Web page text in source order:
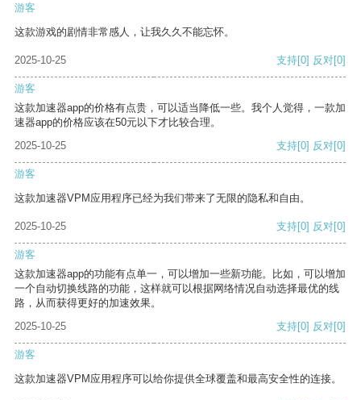
游客
这款游戏的剧情非常感人，让我久久不能忘怀。
2025-10-25 支持[0] 反对[0]
游客
这款加速器app的价格有点贵，可以适当降低一些。我个人觉得，一款加
速器app的价格应该在50元以下才比较合理。
2025-10-25
支持[0] 反对[0]
游客
这款加速器VPM应用程序已经为我们带来了无限的隐私和自由。
2025-10-25 支持[0] 反对[0]
游客
这款加速器app的功能有点单一，可以增加一些新功能。比如，可以增加
一个自动切换线路的功能，这样就可以根据网络情况自动选择最优的线
路，从而获得更好的加速效果。
2025-10-25
支持[0] 反对[0]
游客
这款加速器VPM应用程序可以给你提供全球覆盖和最高安全性的连接。